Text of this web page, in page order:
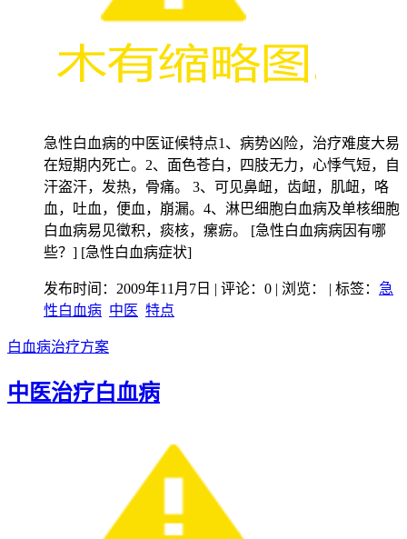
急性白血病的中医证候特点1、病势凶险，治疗难度大易
在短期内死亡。2、面色苍白，四肢无力，心悸气短，自
汗盗汗，发热，骨痛。 3、可见鼻衄，齿衄，肌衄，咯
血，吐血，便血，崩漏。4、淋巴细胞白血病及单核细胞
白血病易见徵积，痰核，瘰疬。 [急性白血病病因有哪
些？] [急性白血病症状]
发布时间：2009年11月7日 | 评论：0 | 浏览： | 标签： 急
性白血病 中医 特点
白血病治疗方案
中医治疗白血病